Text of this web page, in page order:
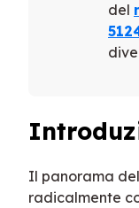
del
Il panorama
radicalmente